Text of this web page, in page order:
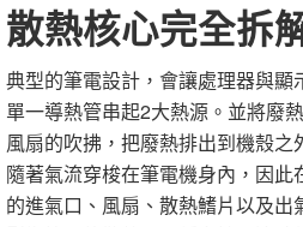
散熱核心完全拆
典型的筆電設計，會讓處理器與顯
單一導熱管串起2大熱源。並將廢
風扇的吹拂，把廢熱排出到機殼
隨著氣流穿梭在筆電機身內，因
的進氣口、風扇、散熱鰭片以及